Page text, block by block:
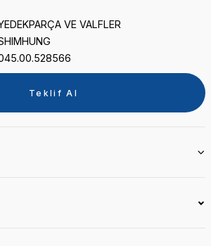
VE VALFLER
Teklif Al